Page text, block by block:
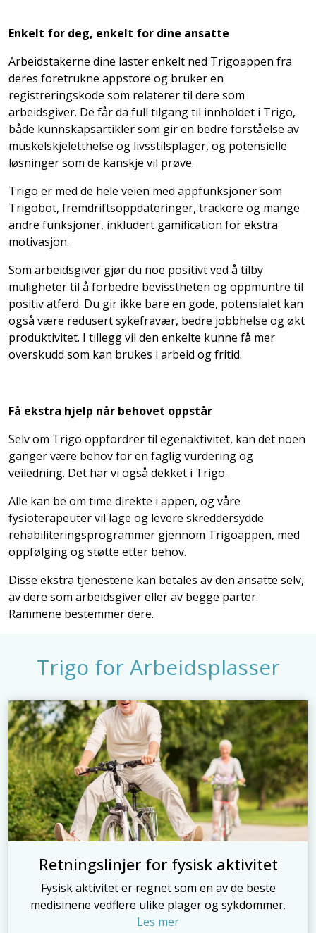
Enkelt for deg, enkelt for dine ansatte
Arbeidstakerne dine laster enkelt ned Trigoappen fra
deres foretrukne appstore og bruker en
registreringskode som relaterer til dere som
arbeidsgiver. De får da full tilgang til innholdet i Trigo,
både kunnskapsartikler som gir en bedre forståelse av
muskelskjeletthelse og livsstilsplager, og potensielle
løsninger som de kanskje vil prøve.
Trigo er med de hele veien med appfunksjoner som
Trigobot, fremdriftsoppdateringer, trackere og mange
andre funksjoner, inkludert gamification for ekstra
motivasjon.
Som arbeidsgiver gjør du noe positivt ved å tilby
muligheter til å forbedre bevisstheten og oppmuntre til
positiv atferd. Du gir ikke bare en gode, potensialet kan
også være redusert sykefravær, bedre jobbhelse og økt
produktivitet. I tillegg vil den enkelte kunne få mer
overskudd som kan brukes i arbeid og fritid.
Få ekstra hjelp når behovet oppstår
Selv om Trigo oppfordrer til egenaktivitet, kan det noen
ganger være behov for en faglig vurdering og
veiledning. Det har vi også dekket i Trigo.
Alle kan be om time direkte i appen, og våre
fysioterapeuter vil lage og levere skreddersydde
rehabiliteringsprogrammer gjennom Trigoappen, med
oppfølging og støtte etter behov.
Disse ekstra tjenestene kan betales av den ansatte selv,
av dere som arbeidsgiver eller av begge parter.
Rammene bestemmer dere.
Trigo for Arbeidsplasser
Retningslinjer for fysisk aktivitet
Fysisk aktivitet er regnet som en av de beste
medisinene vedflere ulike plager og sykdommer.
Les mer